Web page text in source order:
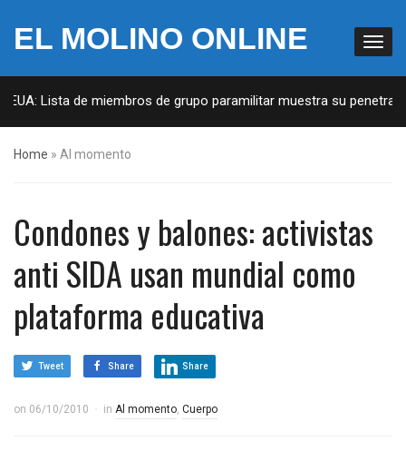
EL MOLINO ONLINE
Lista de miembros de grupo paramilitar muestra su
Home » Al momento
Condones y balones: activistas
anti SIDA usan mundial como
plataforma educativa
Tweet Share Share
on 06/10/2010 in Al momento, Cuerpo